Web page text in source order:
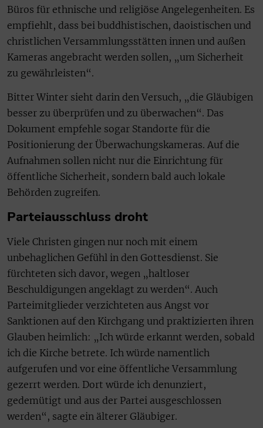
Büros für ethnische und religiöse Angelegenheiten. Es
empfiehlt, dass bei buddhistischen, daoistischen und
christlichen Versammlungsstätten innen und außen
Kameras angebracht werden sollen, „um Sicherheit
zu gewährleisten“.
Bitter Winter sieht darin den Versuch, „die Gläubigen
besser zu überprüfen und zu überwachen“. Das
Dokument empfehle sogar Standorte für die
Positionierung der Überwachungskameras. Auf die
Aufnahmen sollen nicht nur die Einrichtung für
öffentliche Sicherheit, sondern bald auch lokale
Behörden zugreifen.
Parteiausschluss droht
Viele Christen gingen nur noch mit einem
unbehaglichen Gefühl in den Gottesdienst. Sie
fürchteten sich davor, wegen „haltloser
Beschuldigungen angeklagt zu werden“. Auch
Parteimitglieder verzichteten aus Angst vor
Sanktionen auf den Kirchgang und praktizierten ihren
Glauben heimlich: „Ich würde erkannt werden, sobald
ich die Kirche betrete. Ich würde namentlich
aufgerufen und vor eine öffentliche Versammlung
gezerrt werden. Dort würde ich denunziert,
gedemütigt und aus der Partei ausgeschlossen
werden“, sagte ein älterer Gläubiger.